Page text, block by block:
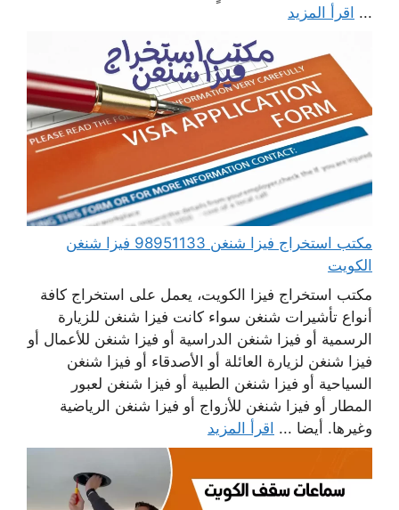
... اقرأ المزيد
مكتب استخراج فيزا شنغن 98951133 فيزا شنغن
الكويت
مكتب استخراج فيزا الكويت، يعمل على استخراج كافة
أنواع تأشيرات شنغن سواء كانت فيزا شنغن للزيارة
الرسمية أو فيزا شنغن الدراسية أو فيزا شنغن للأعمال أو
فيزا شنغن لزيارة العائلة أو الأصدقاء أو فيزا شنغن
السياحية أو فيزا شنغن الطبية أو فيزا شنغن لعبور
المطار أو فيزا شنغن للأزواج أو فيزا شنغن الرياضية
وغيرها. أيضا ... اقرأ المزيد